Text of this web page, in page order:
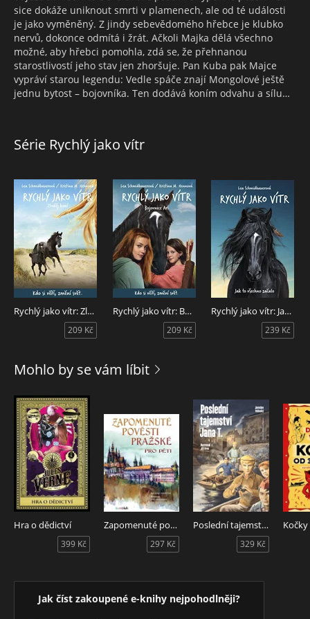
sice dokáže uniknout smrti v plamenech, ale od té události
je jako vyměněný. Z jindy sebevědomého hřebce je klubko
nervů, dokonce odmítá i žrát. Ačkoli Majka dělá všechno
možné, aby hřebci pomohla, zdá se, že přehnanou
starostlivostí jeho stav jen zhoršuje. Pan Kuba pak Majce
vypráví starou legendu: Vedle spáče znají Mongolové ještě
jednu bytost – bojovníka. Ten dodává koním odvahu a sílu…
Série Rychlý jako vítr
Rychlý jako vítr: Zloděj koní
209 Kč
Rychlý jako vítr: Bojovnice Ari
209 Kč
Rychlý jako vítr: Jak to všechno začalo
239 Kč
Mohlo by se vám líbit
Hra o dědictví
399 Kč
Zapomenuté pověsti pražské pro děti
297 Kč
Poslední tajemství Jana T.
329 Kč
Jak číst zakoupené e-knihy nejpohodlněji?